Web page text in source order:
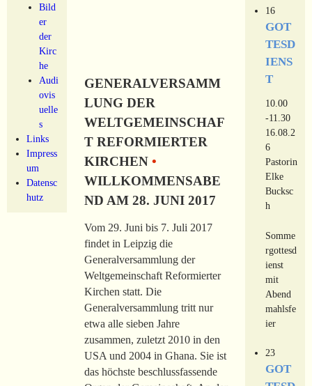
Bild
er
der
Kirc
he
Audi
ovis
uelle
s
Links
Impress
um
Datensc
hutz
GENERALVERSAMM
LUNG DER
WELTGEMEINSCHAF
T REFORMIERTER
KIRCHEN•
WILLKOMMENSABE
ND AM 28. JUNI 2017
Vom 29. Juni bis 7. Juli 2017
findet in Leipzig die
Generalversammlung der
Weltgemeinschaft Reformierter
Kirchen statt. Die
Generalversammlung tritt nur
etwa alle sieben Jahre
zusammen, zuletzt 2010 in den
USA und 2004 in Ghana. Sie ist
das höchste beschlussfassende
16
GOT
TESD
IENS
T
10.00
-11.30
16.08.2
6
Pastorin
Elke
Bucksc
h
Somme
rgottesd
ienst
mit
Abend
mahlsfe
ier
23
GOT